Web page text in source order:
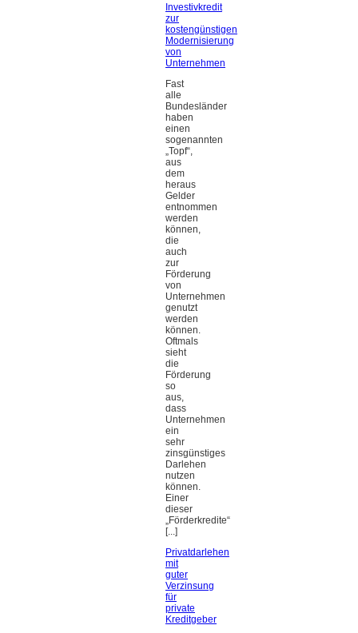
Investivkredit
zur
kostengünstigen
Modernisierung
von
Unternehmen
Fast
alle
Bundesländer
haben
einen
sogenannten
„Topf“,
aus
dem
heraus
Gelder
entnommen
werden
können,
die
auch
zur
Förderung
von
Unternehmen
genutzt
werden
können.
Oftmals
sieht
die
Förderung
so
aus,
dass
Unternehmen
ein
sehr
zinsgünstiges
Darlehen
nutzen
können.
Einer
dieser
„Förderkredite“
[...]
Privatdarlehen
mit
guter
Verzinsung
für
private
Kreditgeber